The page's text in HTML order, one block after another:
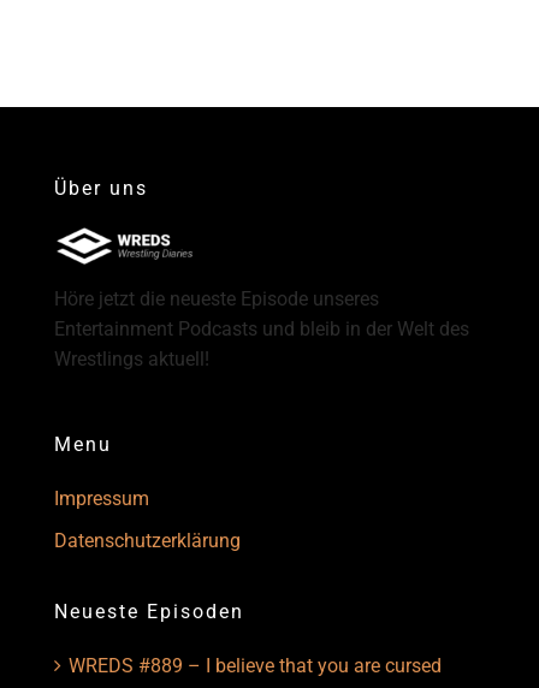
Über uns
Höre jetzt die neueste Episode unseres
Entertainment Podcasts und bleib in der Welt des
Wrestlings aktuell!
Menu
Impressum
Datenschutzerklärung
Neueste Episoden
WREDS #889 – I believe that you are cursed